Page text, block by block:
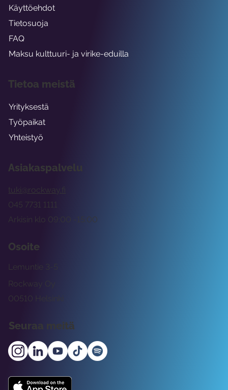
Asiakaspalvelu
tuki@rockway.fi
Arkisin klo 09:00 -15:00
045 7731 1111
Osoite
Rockway Oy
Lemuntie 3-5
00510 Helsinki
Seuraa meitä
Käyttöehdot
Tietosuoja
FAQ
Maksu kulttuuri- ja virike-eduilla
Tietoa meistä
Yrityksestä
Työpaikat
Yhteistyö